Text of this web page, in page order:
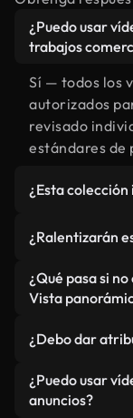
¿Puedo usar
trabajos
Sí — todos los
autorizados
revisado
estándares
¿Esta
relacionado
generados
etiquetado.
¿Ralentizarán
No si
para web,
métricas como
¿Qué pasa si
Vista
Studio.
panorámica
segundos
¿Debo dar
No es
biblioteca son
¿Puedo usar
anuncios?